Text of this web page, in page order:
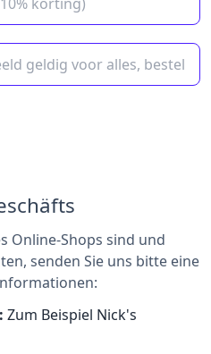
Online-Shops sind und
senden Sie uns bitte eine
Zum Beispiel Nick's